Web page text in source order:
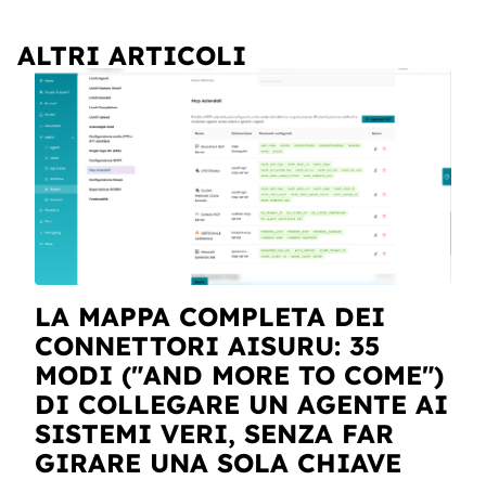
ALTRI ARTICOLI
LA MAPPA COMPLETA DEI
CONNETTORI AISURU: 35
MODI ("AND MORE TO COME")
DI COLLEGARE UN AGENTE AI
SISTEMI VERI, SENZA FAR
GIRARE UNA SOLA CHIAVE